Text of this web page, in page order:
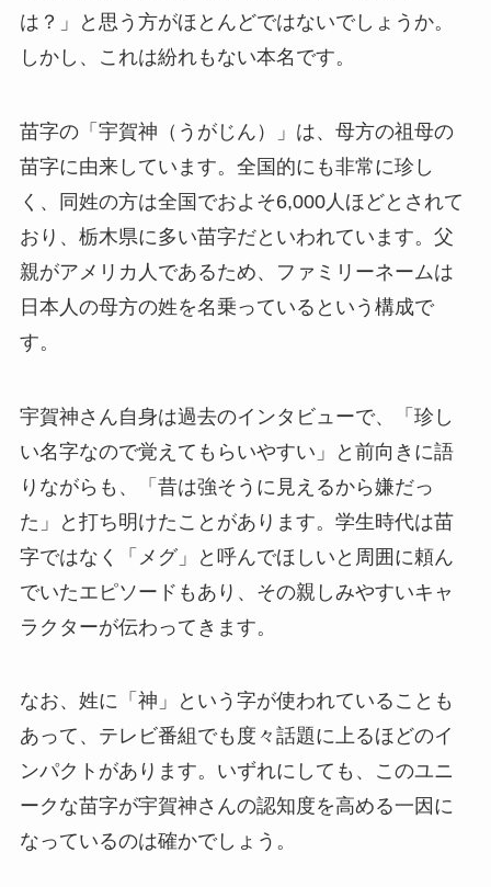
は？」と思う方がほとんどではないでしょうか。
しかし、これは紛れもない本名です。
苗字の「宇賀神（うがじん）」は、母方の祖母の
苗字に由来しています。全国的にも非常に珍し
く、同姓の方は全国でおよそ6,000人ほどとされて
おり、栃木県に多い苗字だといわれています。父
親がアメリカ人であるため、ファミリーネームは
日本人の母方の姓を名乗っているという構成で
す。
宇賀神さん自身は過去のインタビューで、「珍し
い名字なので覚えてもらいやすい」と前向きに語
りながらも、「昔は強そうに見えるから嫌だっ
た」と打ち明けたことがあります。学生時代は苗
字ではなく「メグ」と呼んでほしいと周囲に頼ん
でいたエピソードもあり、その親しみやすいキャ
ラクターが伝わってきます。
なお、姓に「神」という字が使われていることも
あって、テレビ番組でも度々話題に上るほどのイ
ンパクトがあります。いずれにしても、このユニ
ークな苗字が宇賀神さんの認知度を高める一因に
なっているのは確かでしょう。